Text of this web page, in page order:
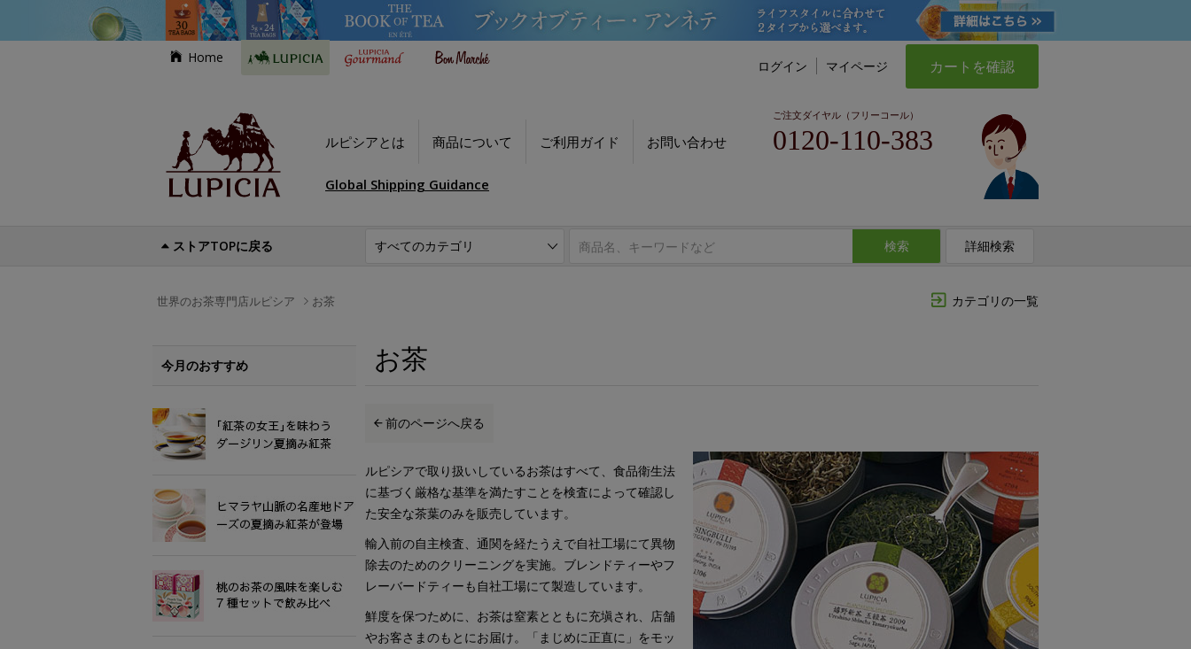
Home
ログイン マイページ カートを確認
ルピシアとは 商品について ご利用ガイド お問い合わせ
ご注文ダイヤル（フリーコール）
0120-110-383
Global Shipping Guidance
ストアTOPに戻る 検索 詳細検索
カテゴリの一覧
世界のお茶専門店ルピシア お茶
お茶
前のページへ戻る
ルピシアで取り扱いしているお茶はすべて、食品衛生法
に基づく厳格な基準を満たすことを検査によって確認し
た安全な茶葉のみを販売しています。
輸入前の自主検査、通関を経たうえで自社工場にて異物
除去のためのクリーニングを実施。ブレンドティーやフ
レーバードティーも自社工場にて製造しています。
鮮度を保つために、お茶は窒素とともに充塡され、店舗
やお客さまのもとにお届け。「まじめに正直に」をモッ
今月のおすすめ